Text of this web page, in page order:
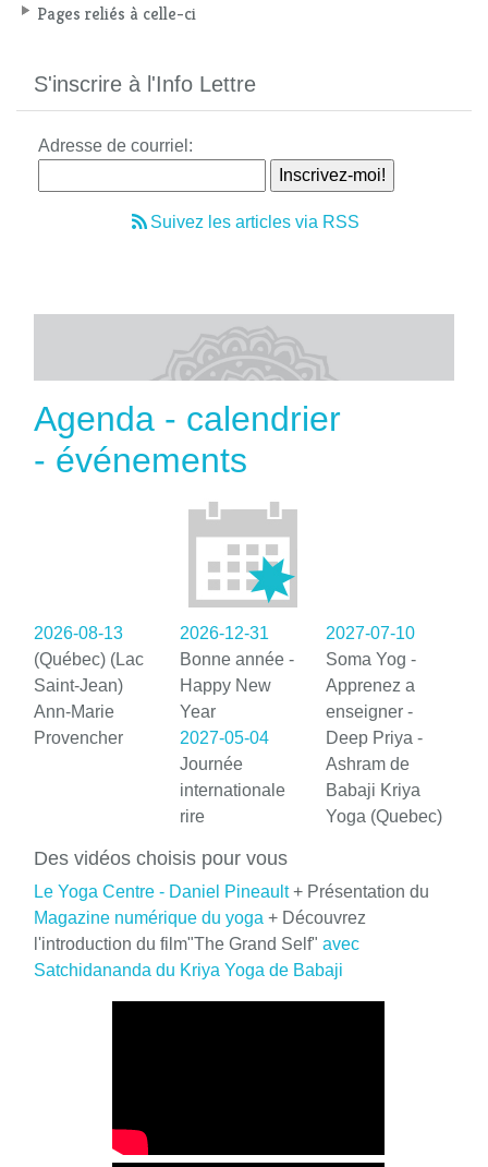
Pages reliés à celle-ci
S'inscrire à l'Info Lettre
Adresse de courriel:
Suivez les articles via RSS
Agenda - calendrier
- événements
2026-08-13
(Québec) (Lac
Saint-Jean)
Ann-Marie
Provencher
2026-12-31
Bonne année -
Happy New
Year
2027-05-04
Journée
internationale
rire
2027-07-10
Soma Yog -
Apprenez a
enseigner -
Deep Priya -
Ashram de
Babaji Kriya
Yoga (Quebec)
Des vidéos choisis pour vous
Le Yoga Centre - Daniel Pineault+ Présentation du
Magazine numérique du yoga + Découvrez
l'introduction du film"The Grand Self" avec
Satchidananda du Kriya Yoga de Babaji